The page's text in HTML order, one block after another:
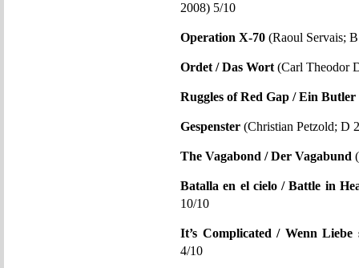
2008) 5/10
Operation X-70 (Raoul Servais;
Ordet / Das Wort (Carl Theodor
Ruggles of Red Gap / Ein
Gespenster (Christian Petzold; D
The Vagabond / Der Vagabund
Batalla en el cielo / Battle in
10/10
It’s Complicated / Wenn Liebe
4/10